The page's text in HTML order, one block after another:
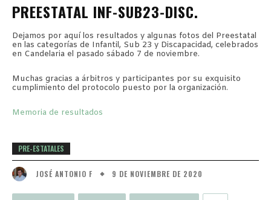
PREESTATAL INF-SUB23-DISC.
Dejamos por aquí los resultados y algunas fotos del Preestatal
en las categorías de Infantil, Sub 23 y Discapacidad, celebrados
en Candelaria el pasado sábado 7 de noviembre.
Muchas gracias a árbitros y participantes por su exquisito
cumplimiento del protocolo puesto por la organización.
Memoria de resultados
PRE-ESTATALES
JOSÉ ANTONIO F 9 DE NOVIEMBRE DE 2020